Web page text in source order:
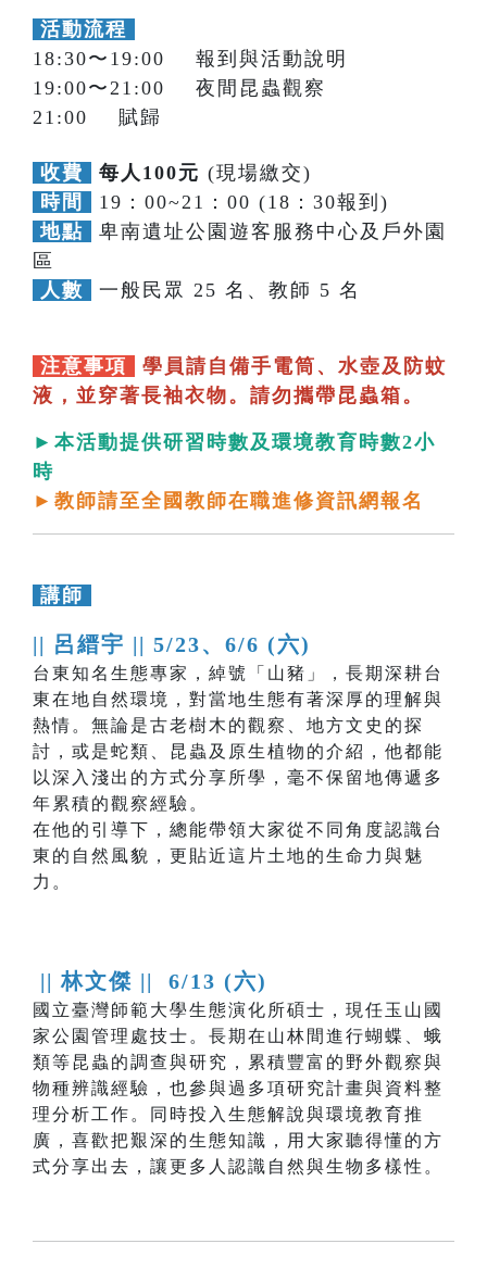
活動流程
18:30〜19:00 報到與活動說明
19:00〜21:00 夜間昆蟲觀察
21:00 賦歸
收費 每人100元 (現場繳交)
時間
19：00~21：00 (18：30報到)
地點
卑南遺址公園遊客服務中心及戶外園
區
人數
一般民眾 25 名、教師 5 名
注意事項
學員請自備手電筒、水壺及防蚊
液，並穿著長袖衣物。請勿攜帶昆蟲箱。
►本活動提供研習時數及環境教育時數2小
時
►教師請至全國教師在職進修資訊網報名
講師
|| 呂縉宇 || 5/23、6/6 (六)
台東知名生態專家，綽號「山豬」，長期深耕台
東在地自然環境，對當地生態有著深厚的理解與
熱情。無論是古老樹木的觀察、地方文史的探
討，或是蛇類、昆蟲及原生植物的介紹，他都能
以深入淺出的方式分享所學，毫不保留地傳遞多
年累積的觀察經驗。
在他的引導下，總能帶領大家從不同角度認識台
東的自然風貌，更貼近這片土地的生命力與魅
力。
|| 林文傑 || 6/13 (六)
國立臺灣師範大學生態演化所碩士，現任玉山國
家公園管理處技士。長期在山林間進行蝴蝶、蛾
類等昆蟲的調查與研究，累積豐富的野外觀察與
物種辨識經驗，也參與過多項研究計畫與資料整
理分析工作。同時投入生態解說與環境教育推
廣，喜歡把艱深的生態知識，用大家聽得懂的方
式分享出去，讓更多人認識自然與生物多樣性。